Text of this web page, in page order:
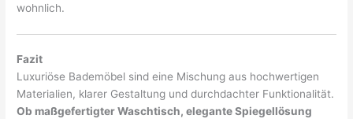
wohnlich.
Fazit
Luxuriöse Bademöbel sind eine Mischung aus hochwertigen
Materialien, klarer Gestaltung und durchdachter Funktionalität.
Ob maßgefertigter Waschtisch, elegante Spiegellösung